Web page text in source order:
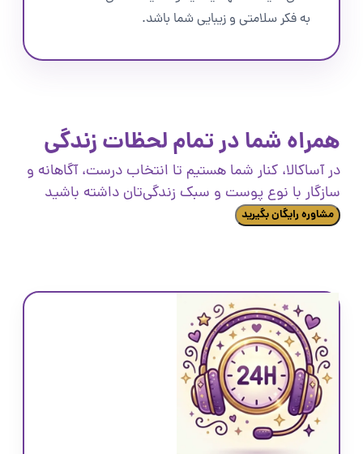
به فکر سلامتی و زیبایی شما باشد.
همراه شما در تمام لحظات زندگی
در آساکالا، کنار شما هستیم تا انتخاب درست، آگاهانه و
سازگار با نوع پوست و سبک زندگی‌تان داشته باشید
مشاوره رایگان بگیرید